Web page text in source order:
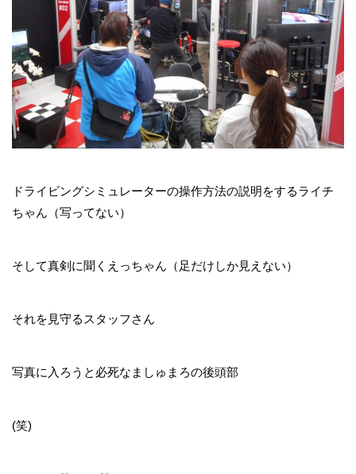
ドライビングシミュレーターの操作方法の説明をするライチ
ちゃん（写ってない）
そして真剣に聞くえっちゃん（足だけしか見えない）
それを見守るスタッフさん
写真に入ろうと必死なましゅまろの後頭部
(笑)